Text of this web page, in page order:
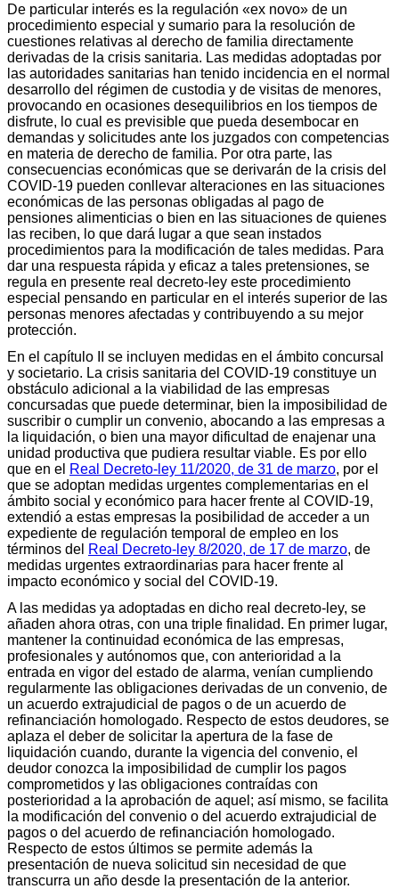
De particular interés es la regulación «ex novo» de un
procedimiento especial y sumario para la resolución de
cuestiones relativas al derecho de familia directamente
derivadas de la crisis sanitaria. Las medidas adoptadas por
las autoridades sanitarias han tenido incidencia en el normal
desarrollo del régimen de custodia y de visitas de menores,
provocando en ocasiones desequilibrios en los tiempos de
disfrute, lo cual es previsible que pueda desembocar en
demandas y solicitudes ante los juzgados con competencias
en materia de derecho de familia. Por otra parte, las
consecuencias económicas que se derivarán de la crisis del
COVID-19 pueden conllevar alteraciones en las situaciones
económicas de las personas obligadas al pago de
pensiones alimenticias o bien en las situaciones de quienes
las reciben, lo que dará lugar a que sean instados
procedimientos para la modificación de tales medidas. Para
dar una respuesta rápida y eficaz a tales pretensiones, se
regula en presente real decreto-ley este procedimiento
especial pensando en particular en el interés superior de las
personas menores afectadas y contribuyendo a su mejor
protección.
En el capítulo II se incluyen medidas en el ámbito concursal
y societario. La crisis sanitaria del COVID-19 constituye un
obstáculo adicional a la viabilidad de las empresas
concursadas que puede determinar, bien la imposibilidad de
suscribir o cumplir un convenio, abocando a las empresas a
la liquidación, o bien una mayor dificultad de enajenar una
unidad productiva que pudiera resultar viable. Es por ello
que en el Real Decreto-ley 11/2020, de 31 de marzo, por el
que se adoptan medidas urgentes complementarias en el
ámbito social y económico para hacer frente al COVID-19,
extendió a estas empresas la posibilidad de acceder a un
expediente de regulación temporal de empleo en los
términos del Real Decreto-ley 8/2020, de 17 de marzo, de
medidas urgentes extraordinarias para hacer frente al
impacto económico y social del COVID-19.
A las medidas ya adoptadas en dicho real decreto-ley, se
añaden ahora otras, con una triple finalidad. En primer lugar,
mantener la continuidad económica de las empresas,
profesionales y autónomos que, con anterioridad a la
entrada en vigor del estado de alarma, venían cumpliendo
regularmente las obligaciones derivadas de un convenio, de
un acuerdo extrajudicial de pagos o de un acuerdo de
refinanciación homologado. Respecto de estos deudores, se
aplaza el deber de solicitar la apertura de la fase de
liquidación cuando, durante la vigencia del convenio, el
deudor conozca la imposibilidad de cumplir los pagos
comprometidos y las obligaciones contraídas con
posterioridad a la aprobación de aquel; así mismo, se facilita
la modificación del convenio o del acuerdo extrajudicial de
pagos o del acuerdo de refinanciación homologado.
Respecto de estos últimos se permite además la
presentación de nueva solicitud sin necesidad de que
transcurra un año desde la presentación de la anterior.